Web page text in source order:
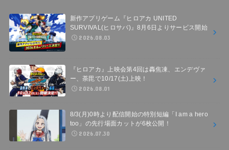
新作アプリゲーム『ヒロアカ UNITED
SURVIVAL(ヒロサバ)』8月6日よりサービス開始
2026.08.03
『ヒロアカ』上映会第4回は轟焦凍、エンデヴァ
ー、荼毘で10/17(土)上映！
2026.08.01
8/3(月)0時より配信開始の特別短編「I am a hero
too」の先行場面カットが6枚公開！
2026.07.30